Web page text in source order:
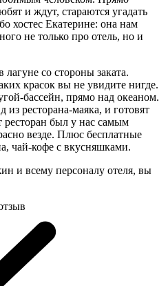
и ждут, стараются угадать
хостес Екатерине: она нам
не только про отель, но и
со стороны заката.
красок вы не увидите нигде.
бассейн, прямо над океаном.
из ресторана-маяка, и готовят
ресторан был у нас самым
везде. Плюс бесплатные
чай-кофе с вкусняшками.
и всему персоналу отеля, вы